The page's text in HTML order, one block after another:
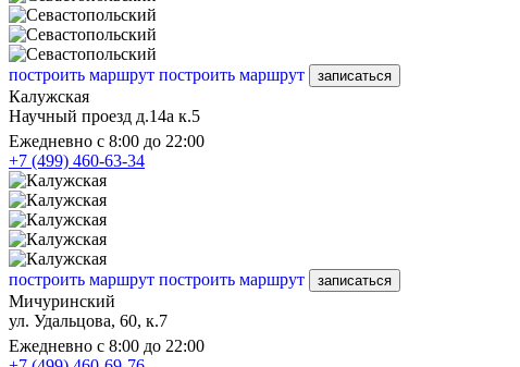
построить маршрут построить маршрут записаться
Калужская
Научный проезд д.14а к.5
Ежедневно с 8:00 до 22:00
+7 (499) 460-63-34
построить маршрут построить маршрут записаться
Мичуринский
ул. Удальцова, 60, к.7
Ежедневно с 8:00 до 22:00